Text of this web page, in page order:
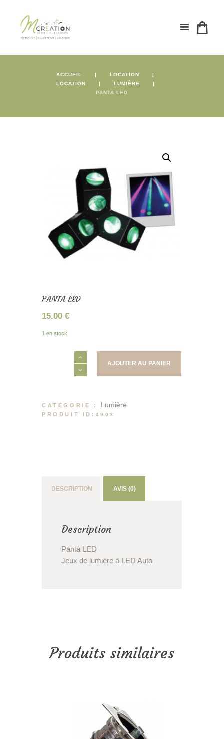
ACCUEIL
LOCATION
LOCATION
LUMIÈRE
PANTA LED
PANTA LED
15.00 €
1 en stock
AJOUTER AU PANIER
CATÉGORIE : Lumière
PRODUIT ID: 4903
DESCRIPTION AVIS (0)
Description
Panta LED
Jeux de lumière à LED Auto
Produits similaires